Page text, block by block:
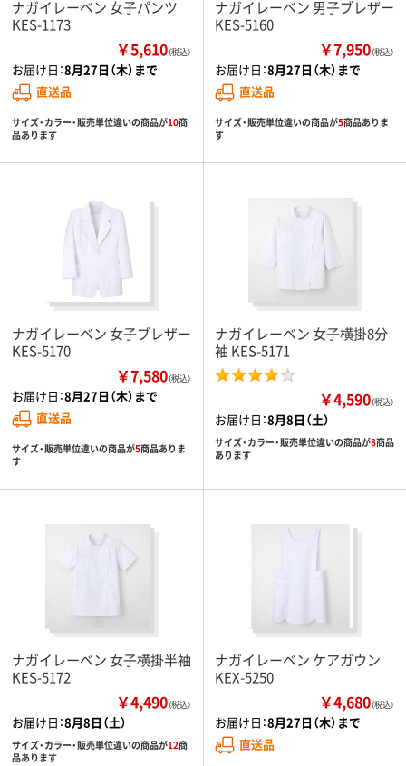
ナガイレーベン 女子パンツ
KES-1173
￥5,610（税込）
お届け日：8月27日（木）まで
直送品
サイズ・カラー・販売単位違いの商品が10商
品あります
ナガイレーベン 男子ブレザー
KES-5160
￥7,950（税込）
お届け日：8月27日（木）まで
直送品
サイズ・販売単位違いの商品が5商品ありま
す
ナガイレーベン 女子ブレザー
KES-5170
￥7,580（税込）
お届け日：8月27日（木）まで
直送品
サイズ・販売単位違いの商品が5商品ありま
す
ナガイレーベン 女子横掛8分
袖 KES-5171
￥4,590（税込）
お届け日：8月8日（土）
サイズ・カラー・販売単位違いの商品が8商品
あります
ナガイレーベン 女子横掛半袖
KES-5172
￥4,490（税込）
お届け日：8月8日（土）
サイズ・カラー・販売単位違いの商品が12商
品あります
ナガイレーベン ケアガウン
KEX-5250
￥4,680（税込）
お届け日：8月27日（木）まで
直送品